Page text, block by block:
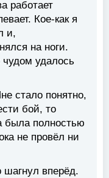
работает
Кое-как я
и,
на ноги.
удалось
стало понятно,
бой, то
была полностью
не провёл ни
вперёд.